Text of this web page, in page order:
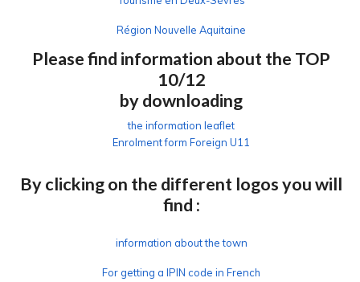
Région Nouvelle Aquitaine
Please find information about the TOP
10/12
by downloading
the information leaflet
Enrolment form Foreign U11
By clicking on the different logos you will
find :
information about the town
For getting a IPIN code in French